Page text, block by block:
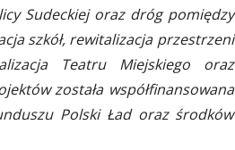
Sudeckiej oraz dróg pomiędzy
szkół, rewitalizacja przestrzeni
Teatru Miejskiego oraz
została współfinansowana
Polski Ład oraz środków